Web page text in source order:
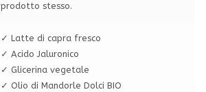
prodotto stesso.
✓ Latte di capra fresco
✓ Acido Jaluronico
✓ Glicerina vegetale
✓ Olio di Mandorle Dolci BIO